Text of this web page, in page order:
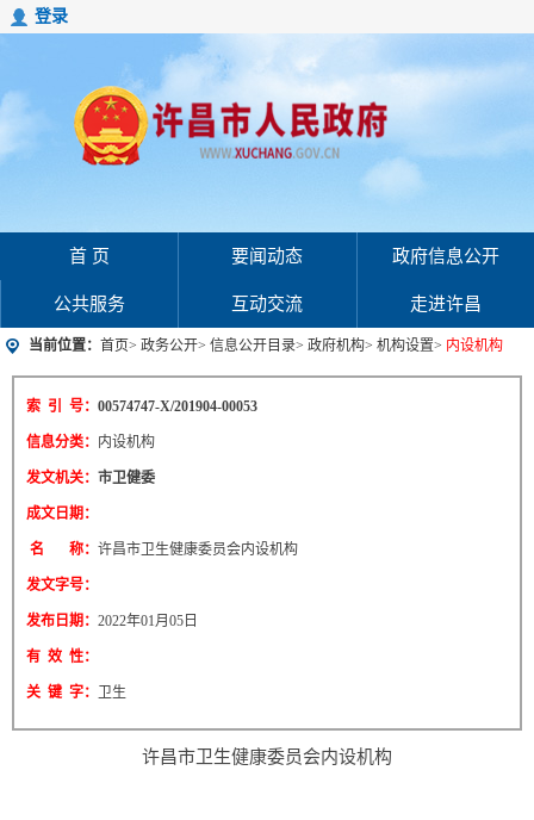
登录
首 页 要闻动态 政府信息公开
公共服务 互动交流 走进许昌
当前位置： 首页> 政务公开> 信息公开目录> 政府机构> 机构设置> 内设机构
索 引 号： 00574747-X/201904-00053
信息分类： 内设机构
发文机关： 市卫健委
成文日期：
名 称： 许昌市卫生健康委员会内设机构
发文字号：
发布日期： 2022年01月05日
有 效 性：
关 键 字： 卫生
许昌市卫生健康委员会内设机构